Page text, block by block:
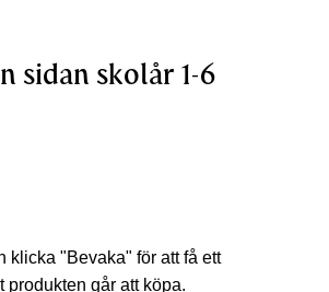
sidan skolår 1-6
klicka "Bevaka" för att få ett
produkten går att köpa.